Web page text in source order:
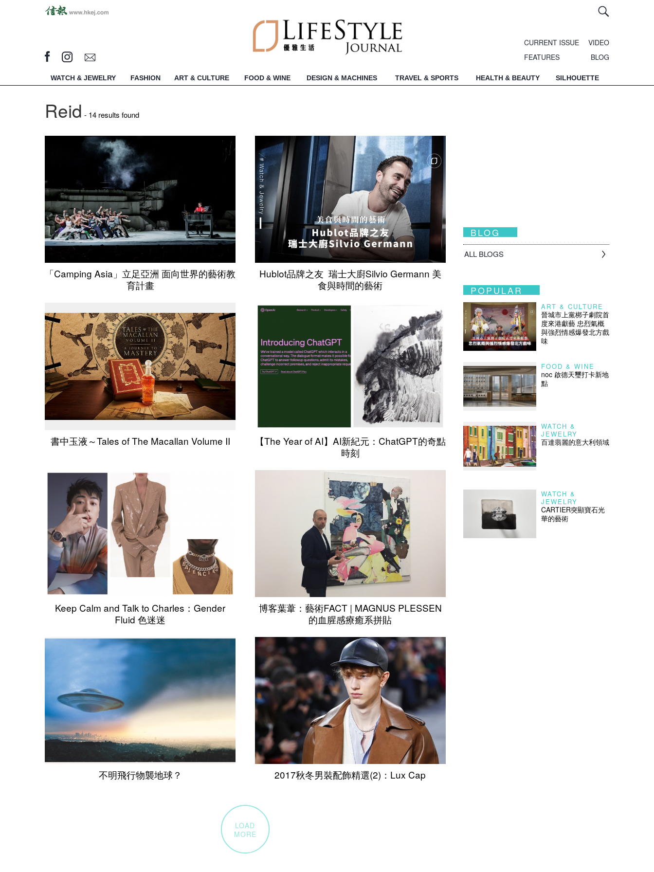
CURRENT ISSUE
VIDEO
FEATURES
BLOG
WATCH & JEWELRY FASHION ART & CULTURE FOOD & WINE DESIGN & MACHINES TRAVEL & SPORTS HEALTH & BEAUTY SILHOUETTE
Reid - 14 results found
「Camping Asia」立足亞洲 面向世界的藝術教
育計畫
Hublot品牌之友 瑞士大廚Silvio Germann 美
食與時間的藝術
書中玉液～Tales of The Macallan Volume II
【The Year of AI】AI新紀元：ChatGPT的奇點
時刻
Keep Calm and Talk to Charles：Gender
Fluid 色迷迷
博客葉葦：藝術FACT | MAGNUS PLESSEN
的血腥感療癒系拼貼
不明飛行物襲地球？ 2017秋冬男裝配飾精選(2)：Lux Cap
LOAD
MORE
BLOG
ALL BLOGS
POPULAR
ART & CULTURE
晉城市上黨梆子劇院首
度來港獻藝 忠烈氣概
與強烈情感爆發北方戲
味
FOOD & WINE
noc 啟德天璽打卡新地
點
WATCH &
JEWELRY
百達翡麗的意大利領域
WATCH &
JEWELRY
CARTIER突顯寶石光
華的藝術